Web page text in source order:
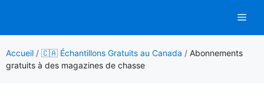
contenu
Accueil / 🇨🇦 Échantillons Gratuits au Canada / Abonnements
gratuits à des magazines de chasse